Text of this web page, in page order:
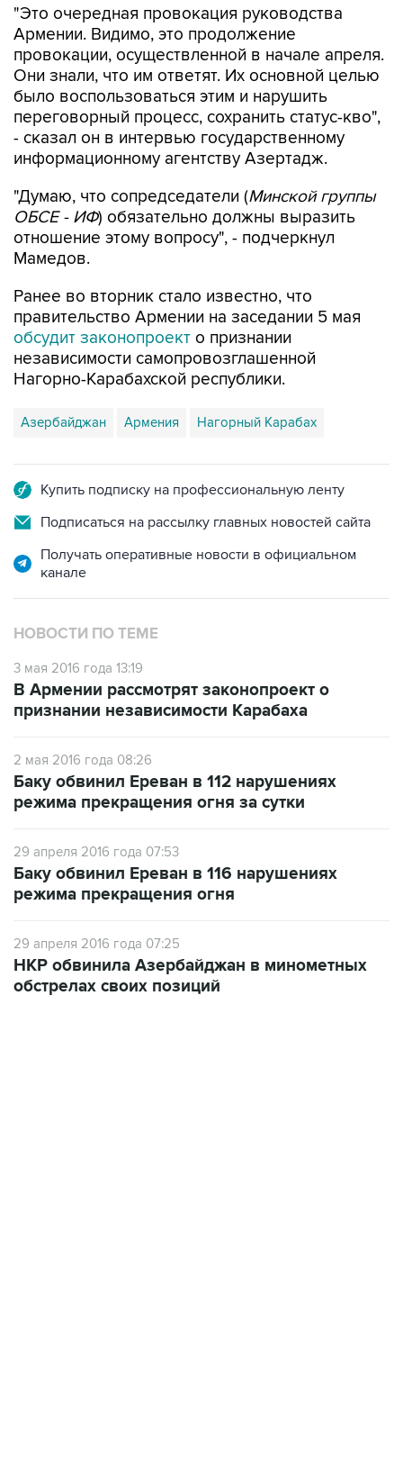
"Это очередная провокация руководства
Армении. Видимо, это продолжение
провокации, осуществленной в начале апреля.
Они знали, что им ответят. Их основной целью
было воспользоваться этим и нарушить
переговорный процесс, сохранить статус-кво",
- сказал он в интервью государственному
информационному агентству Азертадж.
"Думаю, что сопредседатели (Минской группы
ОБСЕ - ИФ) обязательно должны выразить
отношение этому вопросу", - подчеркнул
Мамедов.
Ранее во вторник стало известно, что
правительство Армении на заседании 5 мая
обсудит законопроект о признании
независимости самопровозглашенной
Нагорно-Карабахской республики.
Азербайджан Армения Нагорный Карабах
Купить подписку на профессиональную ленту
Подписаться на рассылку главных новостей сайта
Получать оперативные новости в официальном
канале
НОВОСТИ ПО ТЕМЕ
3 мая 2016 года 13:19
В Армении рассмотрят законопроект о
признании независимости Карабаха
2 мая 2016 года 08:26
Баку обвинил Ереван в 112 нарушениях
режима прекращения огня за сутки
29 апреля 2016 года 07:53
Баку обвинил Ереван в 116 нарушениях
режима прекращения огня
29 апреля 2016 года 07:25
НКР обвинила Азербайджан в минометных
обстрелах своих позиций